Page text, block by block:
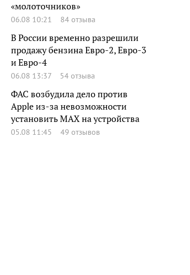
«молоточников»
06.08 10:21 84 отзыва
В России временно разрешили
продажу бензина Евро-2, Евро-3
и Евро-4
06.08 13:37 54 отзыва
ФАС возбудила дело против
Apple из-за невозможности
установить MAX на устройства
05.08 11:45 49 отзывов